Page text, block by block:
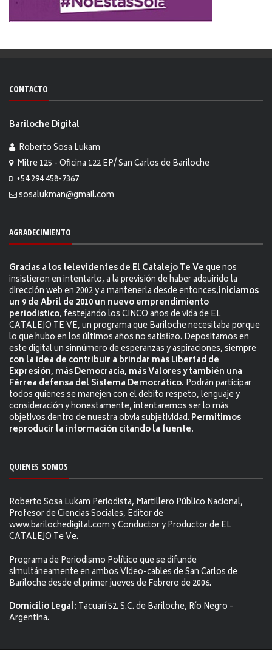
CONTACTO
Bariloche Digital
Roberto Sosa Lukam
Mitre 125 - Oficina 122 EP/ San Carlos de Bariloche
+54 294 458-7367
sosalukman@gmail.com
AGRADECIMIENTO
Gracias a los televidentes de El Catalejo Te Veque nos
insistieron en intentarlo, a la previsión de haber adquirido la
dirección web en 2002 y a mantenerla desde entonces,iniciamos
un 9 de Abril de 2010 un nuevo emprendimiento
periodístico, festejando los CINCO años de vida de EL
CATALEJO TE VE, un programa que Bariloche necesitaba porque
lo que hubo en los últimos años no satisfizo. Depositamos en
este digital un sinnúmero de esperanzas y aspiraciones, siempre
con la idea de contribuir a brindar más Libertad de
Expresión, más Democracia, más Valores y también una
Férrea defensa del Sistema Democrático. Podrán participar
todos quienes se manejen con el debito respeto, lenguaje y
consideración y honestamente, intentaremos ser lo más
objetivos dentro de nuestra obvia subjetividad. Permitimos
reproducir la información citándo la fuente.
QUIENES SOMOS
Roberto Sosa Lukam Periodista, Martillero Público Nacional,
Profesor de Ciencias Sociales, Editor de
www.barilochedigital.com y Conductor y Productor de EL
CATALEJO Te Ve.
Programa de Periodismo Político que se difunde
simultáneamente en ambos Video-cables de San Carlos de
Bariloche desde el primer jueves de Febrero de 2006.
Domicilio Legal: Tacuarí 52. S.C. de Bariloche, Río Negro -
Argentina.